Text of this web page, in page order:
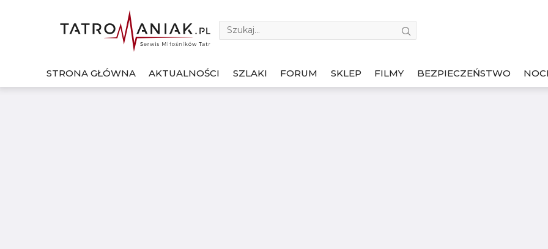
STRONA GŁÓWNA AKTUALNOŚCI SZLAKI FORUM SKLEP FILMY BEZPIECZEŃSTWO